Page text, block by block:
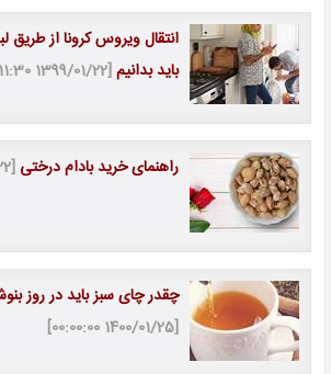
انتقال ویروس کرونا از
باید بدانیم[1399/01/22 19:11:30]
راهنمای خرید بادام درختی [1399/09/22 21:53:07]
چقدر چای سبز باید در روز
[1400/01/25 00:00:00]